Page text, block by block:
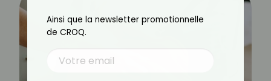
Ainsi que la newsletter promotionnelle
de CROQ.